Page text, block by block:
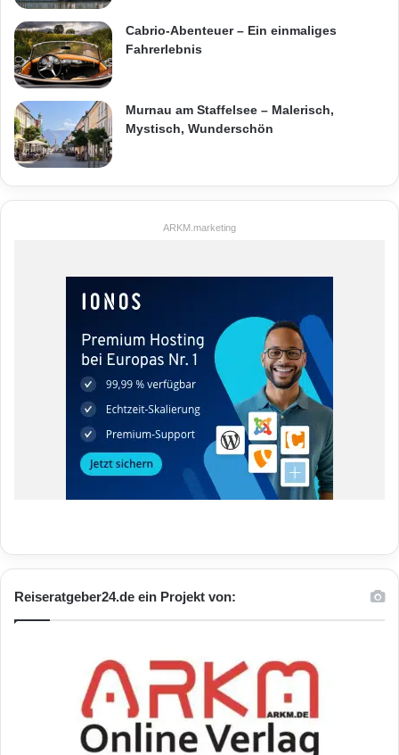
Cabrio-Abenteuer – Ein einmaliges
Fahrerlebnis
Murnau am Staffelsee – Malerisch,
Mystisch, Wunderschön
ARKM.marketing
Reiseratgeber24.de ein Projekt von: